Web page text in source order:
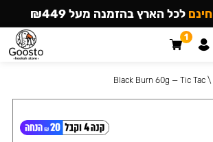
\
Black Burn 60g — Tic Tac
חינם לכל הארץ בהזמנה מעל ₪449
1